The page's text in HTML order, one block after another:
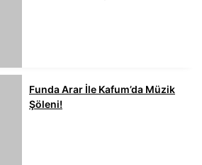
Funda Arar İle Kafum’da Müzik
Şöleni!